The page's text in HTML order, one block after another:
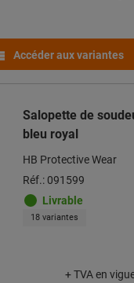
Accéder aux variantes
Salopette de
bleu royal
HB Protective Wear
Réf.: 091599
Livrable
18 variantes
+ TVA en